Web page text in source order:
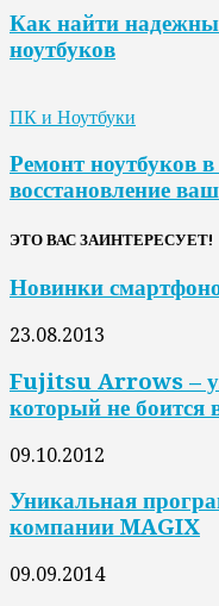
Как найти
ноутбуков
ПК и Ноутбуки
Ремонт ноутбуков
восстановление
ЭТО ВАС ЗАИНТЕРЕСУЕТ!
Новинки
23.08.2013
Fujitsu Arrows –
который не боится
09.10.2012
Уникальная
компании MAGIX
09.09.2014